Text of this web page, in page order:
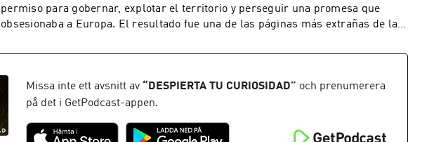
permiso para gobernar, explotar el territorio y perseguir una promesa que
obsesionaba a Europa. El resultado fue una de las páginas más extrañas de la
en Disney +. Learn more about your ad choices. Visit
Missa inte ett avsnitt av “ DESPIERTA TU CURIOSIDAD” och prenumerera
på det i GetPodcast-appen.